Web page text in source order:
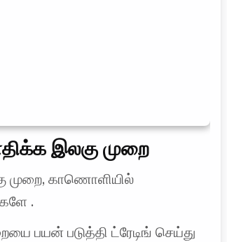
இலகு முறை
முறை, காணொளியில்
.
பயன் படுத்தி ட்ரேடிங் செய்து